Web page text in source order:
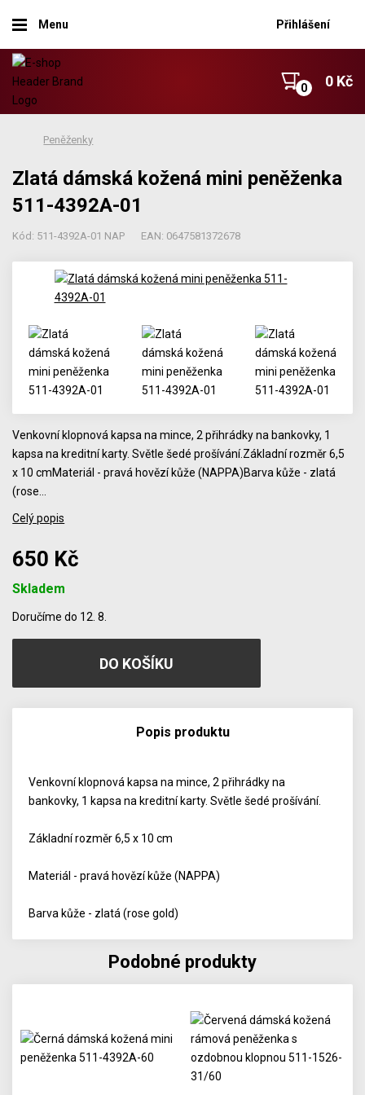
Menu Přihlášení
0 Kč
Peněženky
Zlatá dámská kožená mini peněženka
511-4392A-01
Kód: 511-4392A-01 NAP EAN: 0647581372678
Venkovní klopnová kapsa na mince, 2 přihrádky na bankovky, 1
kapsa na kreditní karty. Světle šedé prošívání.Základní rozměr 6,5
x 10 cmMateriál - pravá hovězí kůže (NAPPA)Barva kůže - zlatá
(rose…
Celý popis
650 Kč
Skladem
Doručíme do 12. 8.
Popis produktu
Venkovní klopnová kapsa na mince, 2 přihrádky na
bankovky, 1 kapsa na kreditní karty. Světle šedé prošívání.
Základní rozměr 6,5 x 10 cm
Materiál - pravá hovězí kůže (NAPPA)
Barva kůže - zlatá (rose gold)
Podobné produkty